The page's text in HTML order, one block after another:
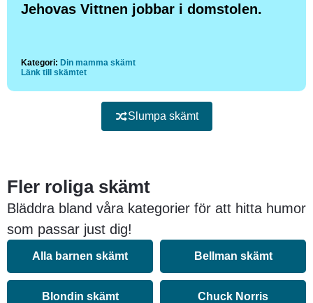
Jehovas Vittnen jobbar i domstolen.
Kategori: Din mamma skämt
Länk till skämtet
Slumpa skämt
Fler roliga skämt
Bläddra bland våra kategorier för att hitta humor
som passar just dig!
Alla barnen skämt Bellman skämt
Blondin skämt Chuck Norris